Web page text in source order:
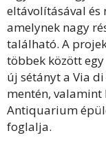
eltávolításával és
amelynek nagy
található. A
többek között
új sétányt a Via
mentén,
Antiquarium
foglalja.